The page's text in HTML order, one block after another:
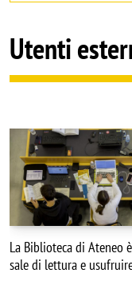
Utenti
La Biblioteca di Ateneo
sale di lettura e